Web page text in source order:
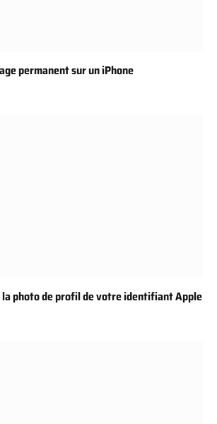
permanent sur un iPhone
photo de profil de votre identifiant Apple